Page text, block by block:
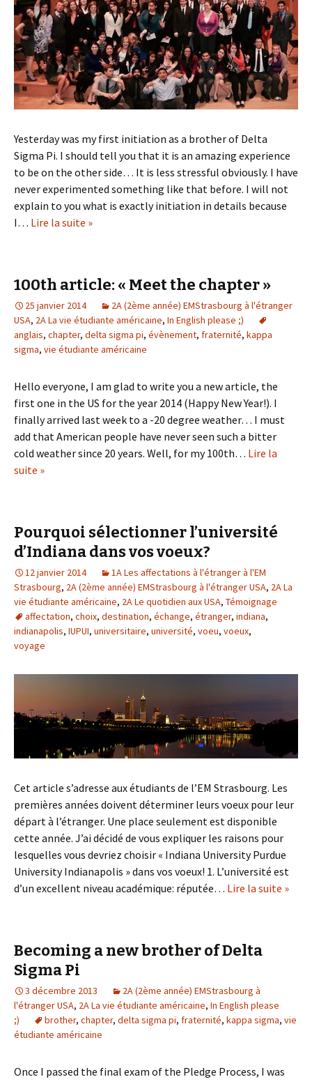
Yesterday was my first initiation as a brother of Delta
Sigma Pi. I should tell you that it is an amazing experience
to be on the other side… It is less stressful obviously. I have
never experimented something like that before. I will not
explain to you what is exactly initiation in details because
I… Lire la suite »
100th article: « Meet the chapter »
25 janvier 2014
2A (2ème année) EMStrasbourg à l'étranger
USA, 2A La vie étudiante américaine, In English please ;)
anglais, chapter, delta sigma pi, évènement, fraternité, kappa
sigma, vie étudiante américaine
Hello everyone, I am glad to write you a new article, the
first one in the US for the year 2014 (Happy New Year!). I
finally arrived last week to a -20 degree weather… I must
add that American people have never seen such a bitter
cold weather since 20 years. Well, for my 100th… Lire la
suite »
Pourquoi sélectionner l’université
d’Indiana dans vos voeux?
12 janvier 2014
1A Les affectations à l'étranger à l'EM
Strasbourg, 2A (2ème année) EMStrasbourg à l'étranger USA, 2A La
vie étudiante américaine, 2A Le quotidien aux USA, Témoignage
affectation, choix, destination, échange, étranger, indiana,
indianapolis, IUPUI, universitaire, université, voeu, voeux,
voyage
Cet article s’adresse aux étudiants de l’EM Strasbourg. Les
premières années doivent déterminer leurs voeux pour leur
départ à l’étranger. Une place seulement est disponible
cette année. J’ai décidé de vous expliquer les raisons pour
lesquelles vous devriez choisir « Indiana University Purdue
University Indianapolis » dans vos voeux! 1. L’université est
d’un excellent niveau académique: réputée… Lire la suite »
Becoming a new brother of Delta
Sigma Pi
3 décembre 2013
2A (2ème année) EMStrasbourg à
l'étranger USA, 2A La vie étudiante américaine, In English please
;)
brother, chapter, delta sigma pi, fraternité, kappa sigma, vie
étudiante américaine
Once I passed the final exam of the Pledge Process, I was